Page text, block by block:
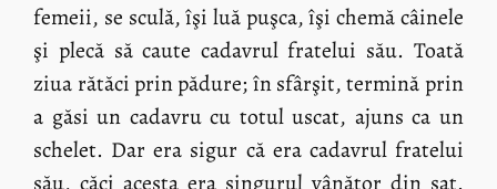
femeii, se sculă, îşi luă puşca, îşi chemă câinele
şi plecă să caute cadavrul fratelui său. Toată
ziua rătăci prin pădure; în sfârşit, termină prin
a găsi un cadavru cu totul uscat, ajuns ca un
schelet. Dar era sigur că era cadavrul fratelui
său, căci acesta era singurul vânător din sat.